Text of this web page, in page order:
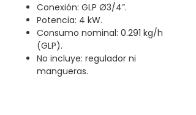
Conexión: GLP Ø3/4”.
Potencia: 4 kW.
Consumo nominal: 0.291 kg/h
(GLP).
No incluye: regulador ni
mangueras.